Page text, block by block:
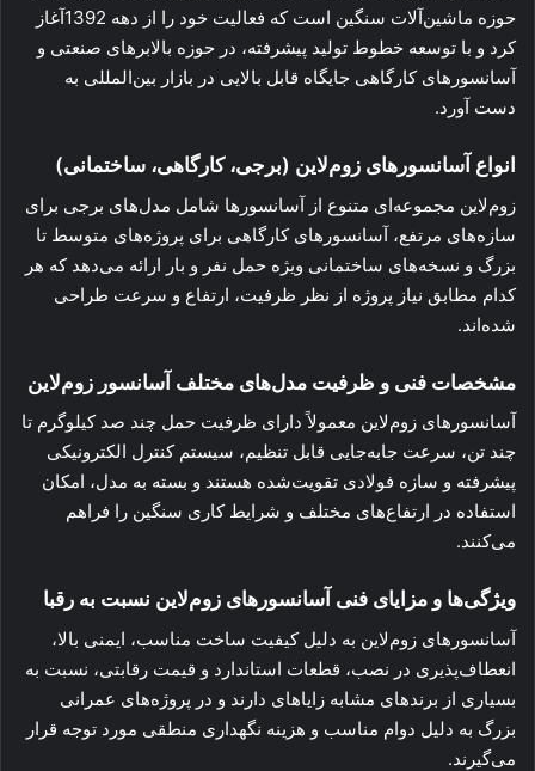
حوزه ماشین‌آلات سنگین است که فعالیت خود را از دهه 1392آغاز
کرد و با توسعه خطوط تولید پیشرفته، در حوزه بالابرهای صنعتی و
آسانسورهای کارگاهی جایگاه قابل بالایی در بازار بین‌المللی به
دست آورد.
انواع آسانسورهای زوم‌لاین (برجی، کارگاهی، ساختمانی)
زوم‌لاین مجموعه‌ای متنوع از آسانسورها شامل مدل‌های برجی برای
سازه‌های مرتفع، آسانسورهای کارگاهی برای پروژه‌های متوسط تا
بزرگ و نسخه‌های ساختمانی ویژه حمل نفر و بار ارائه می‌دهد که هر
کدام مطابق نیاز پروژه از نظر ظرفیت، ارتفاع و سرعت طراحی
شده‌اند.
مشخصات فنی و ظرفیت مدل‌های مختلف آسانسور زوم‌لاین
آسانسورهای زوم‌لاین معمولاً دارای ظرفیت حمل چند صد کیلوگرم تا
چند تن، سرعت جابه‌جایی قابل تنظیم، سیستم کنترل الکترونیکی
پیشرفته و سازه فولادی تقویت‌شده هستند و بسته به مدل، امکان
استفاده در ارتفاع‌های مختلف و شرایط کاری سنگین را فراهم
می‌کنند.
ویژگی‌ها و مزایای فنی آسانسورهای زوم‌لاین نسبت به رقبا
آسانسورهای زوم‌لاین به دلیل کیفیت ساخت مناسب، ایمنی بالا،
انعطاف‌پذیری در نصب، قطعات استاندارد و قیمت رقابتی، نسبت به
بسیاری از برندهای مشابه زایاهای دارند و در پروژه‌های عمرانی
بزرگ به دلیل دوام مناسب و هزینه نگهداری منطقی مورد توجه قرار
می‌گیرند.